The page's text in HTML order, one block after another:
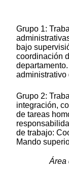
Grupo 1:
bajo
coordinación
administrativo
Grupo 2:
integración,
de tareas
de trabajo:
Mando
Área